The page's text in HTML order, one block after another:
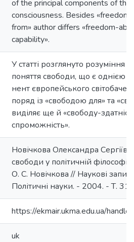
of the principal components of the
consciousness. Besides «freedom
from» author differs «freedom-
capability».
У статті розглянуто
поняття свободи, що є однією з
нент європейського
поряд із «свободою для» та
виділяє ще й «свободу-
спроможність».
Новічкова Олександра
свободи у політичній
О. С. Новічкова // Наукові
Політичні науки. - 2004. - Т.
https://ekmair.ukma.edu.ua/
uk